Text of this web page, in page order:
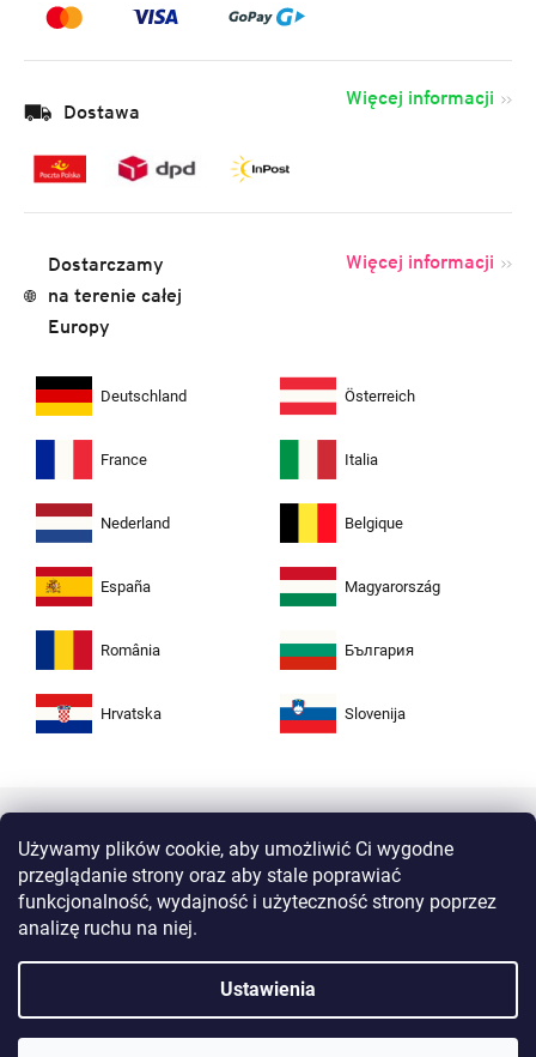
Używamy plików cookie, aby umożliwić Ci wygodne
przeglądanie strony oraz aby stale poprawiać
funkcjonalność, wydajność i użyteczność strony poprzez
analizę ruchu na niej.
Ustawienia
Dostawa
Więcej informacji
Dostarczamy
na terenie całej
Europy
Więcej informacji
Deutschland Österreich
France Italia
Nederland Belgique
España Magyarország
România България
Hrvatska Slovenija
protokołowi HTTPS Twoje dane osobiste są